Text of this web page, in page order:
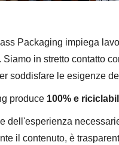
Packaging impiega
in stretto contatto
soddisfare le esigenze
produce 100% e
dell'esperienza
il contenuto, è